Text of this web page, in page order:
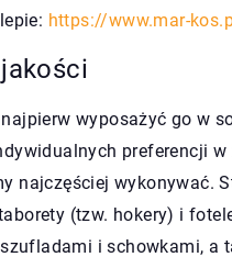
https://www.mar-
wyposażyć go w
preferencji
najczęściej wykonywać.
(tzw. hokery) i
i schowkami, a